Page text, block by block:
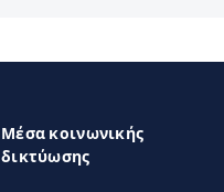
Μέσα κοινωνικής
δικτύωσης